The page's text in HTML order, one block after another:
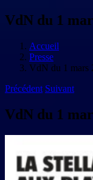
VdN du 1
Accueil
Presse
VdN du 1 mars
Précédent Suivant
VdN du 1